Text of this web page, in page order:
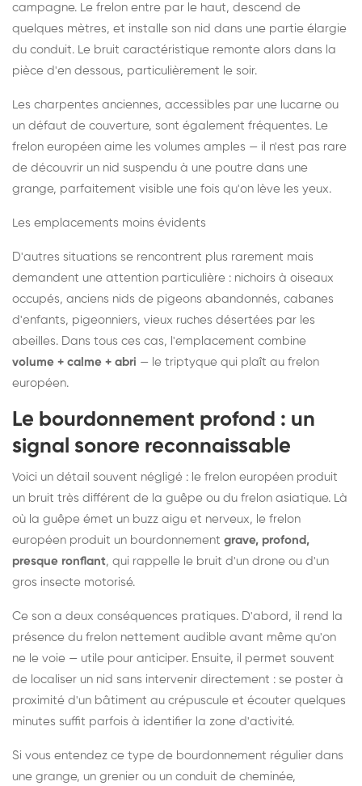
campagne. Le frelon entre par le haut, descend de
quelques mètres, et installe son nid dans une partie élargie
du conduit. Le bruit caractéristique remonte alors dans la
pièce d'en dessous, particulièrement le soir.
Les charpentes anciennes, accessibles par une lucarne ou
un défaut de couverture, sont également fréquentes. Le
frelon européen aime les volumes amples — il n'est pas rare
de découvrir un nid suspendu à une poutre dans une
grange, parfaitement visible une fois qu'on lève les yeux.
Les emplacements moins évidents
D'autres situations se rencontrent plus rarement mais
demandent une attention particulière : nichoirs à oiseaux
occupés, anciens nids de pigeons abandonnés, cabanes
d'enfants, pigeonniers, vieux ruches désertées par les
abeilles. Dans tous ces cas, l'emplacement combine
volume + calme + abri — le triptyque qui plaît au frelon
européen.
Le bourdonnement profond : un
signal sonore reconnaissable
Voici un détail souvent négligé : le frelon européen produit
un bruit très différent de la guêpe ou du frelon asiatique. Là
où la guêpe émet un buzz aigu et nerveux, le frelon
européen produit un bourdonnement grave, profond,
presque ronflant, qui rappelle le bruit d'un drone ou d'un
gros insecte motorisé.
Ce son a deux conséquences pratiques. D'abord, il rend la
présence du frelon nettement audible avant même qu'on
ne le voie — utile pour anticiper. Ensuite, il permet souvent
de localiser un nid sans intervenir directement : se poster à
proximité d'un bâtiment au crépuscule et écouter quelques
minutes suffit parfois à identifier la zone d'activité.
Si vous entendez ce type de bourdonnement régulier dans
une grange, un grenier ou un conduit de cheminée,